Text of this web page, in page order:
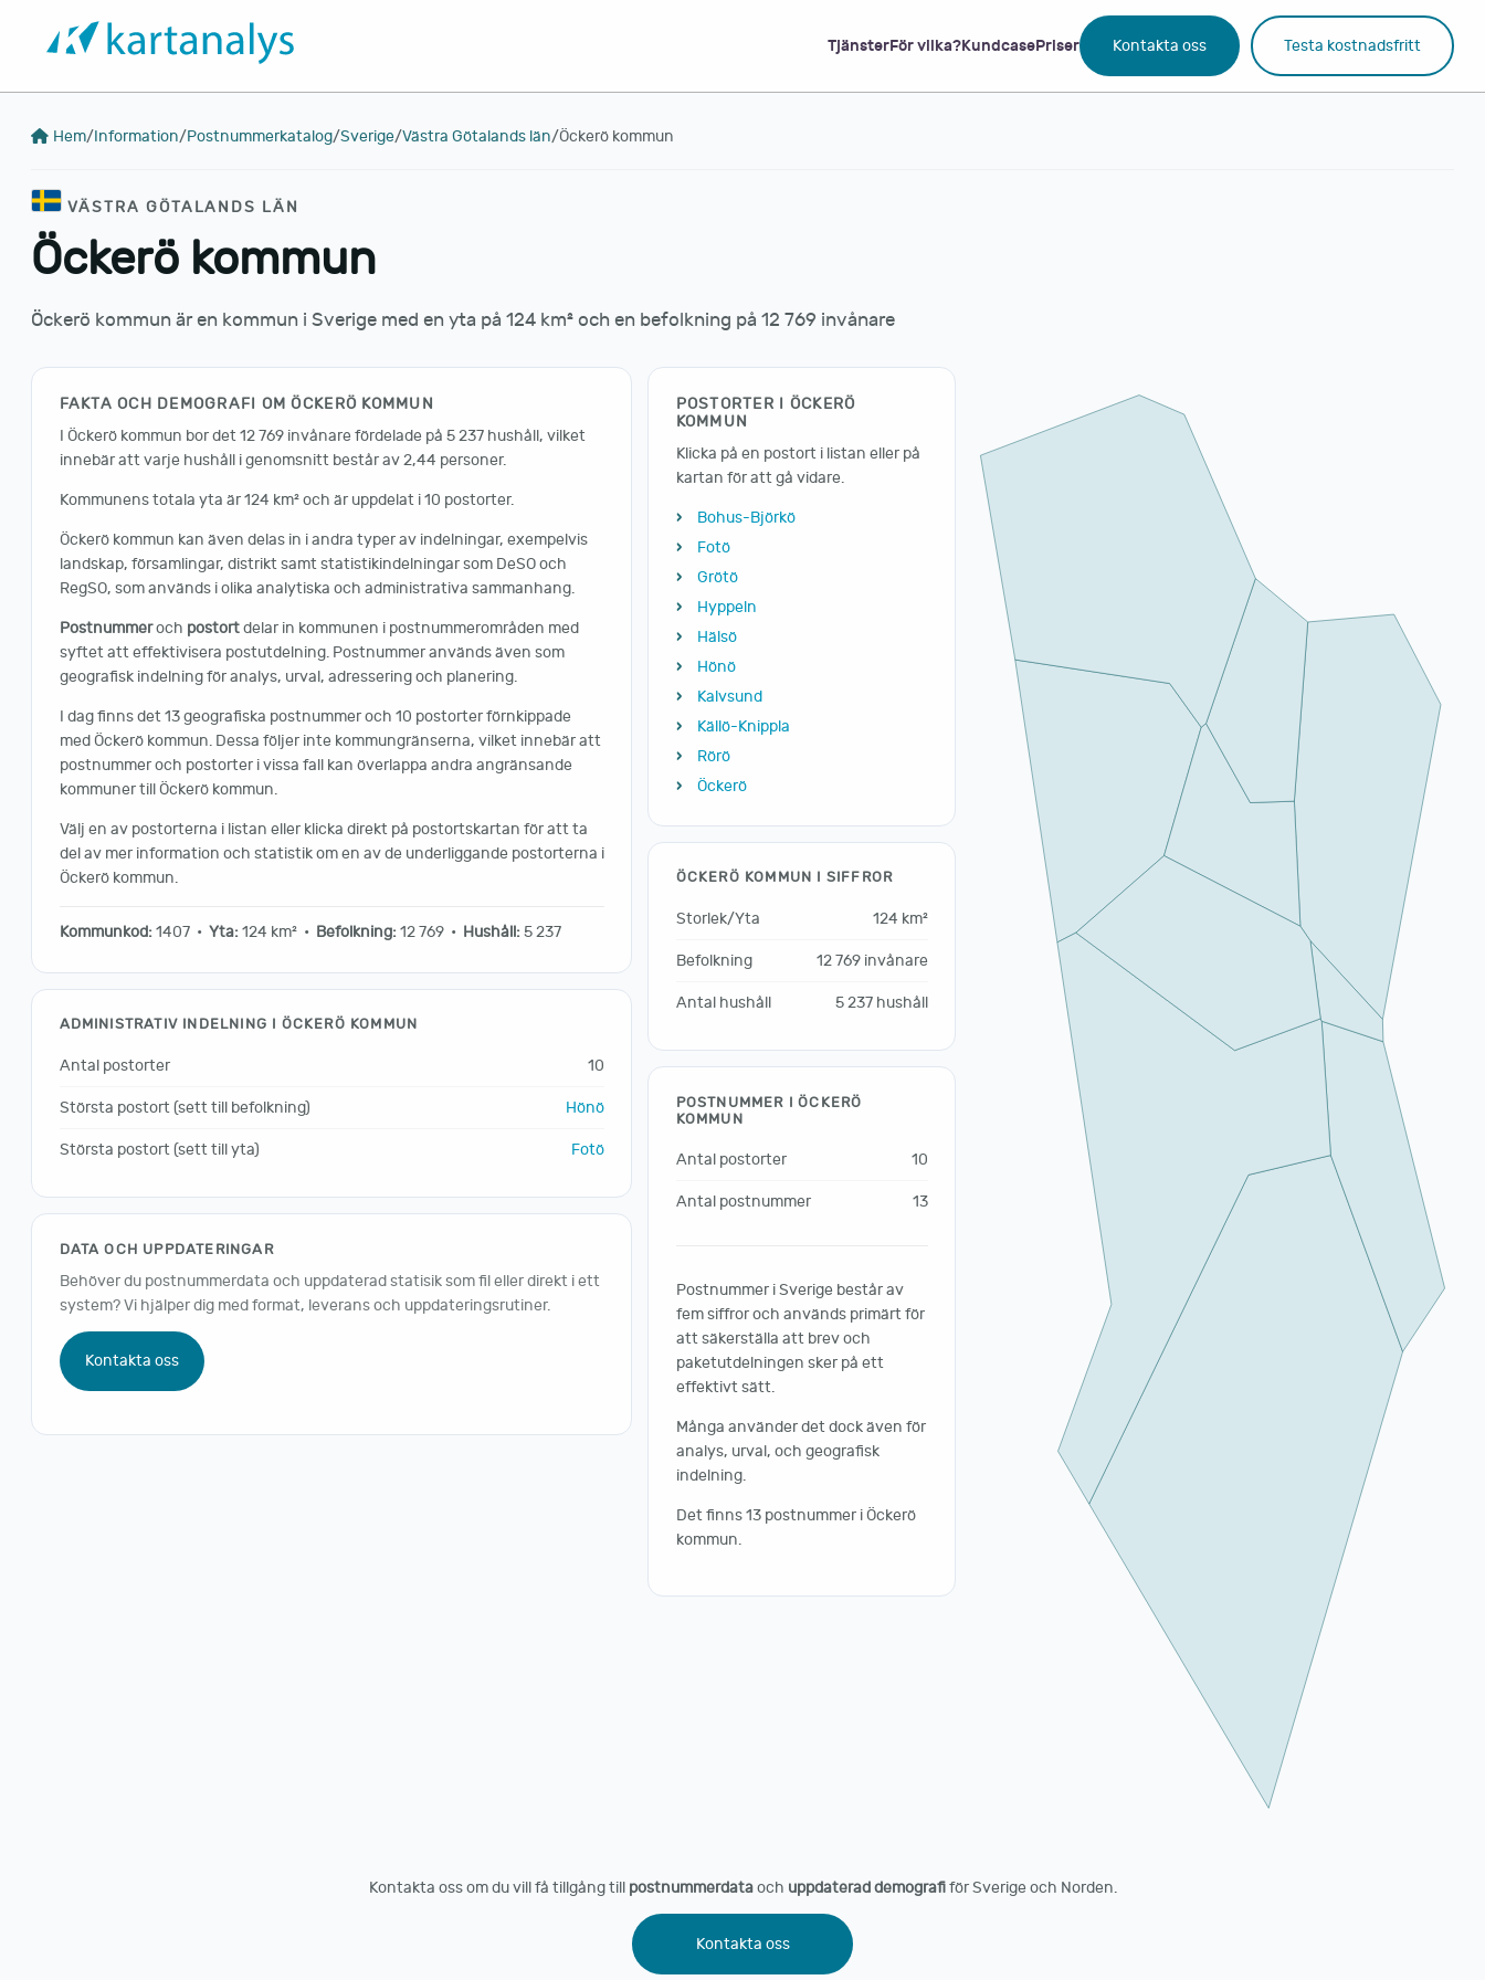
TjänsterFör vilka?KundcasePriser Kontakta oss Testa kostnadsfritt
Hem/Information/Postnummerkatalog/Sverige/Västra Götalands län/Öckerö kommun
VÄSTRA GÖTALANDS LÄN
Öckerö kommun
Öckerö kommun är en kommun i Sverige med en yta på 124 km² och en befolkning på 12 769 invånare
FAKTA OCH DEMOGRAFI OM ÖCKERÖ KOMMUN
I Öckerö kommun bor det 12 769 invånare fördelade på 5 237 hushåll, vilket
innebär att varje hushåll i genomsnitt består av 2,44 personer.
Kommunens totala yta är 124 km² och är uppdelat i 10 postorter.
Öckerö kommun kan även delas in i andra typer av indelningar, exempelvis
landskap, församlingar, distrikt samt statistikindelningar som DeSO och
RegSO, som används i olika analytiska och administrativa sammanhang.
Postnummeroch postortdelar in kommunen i postnummerområden med
syftet att effektivisera postutdelning. Postnummer används även som
geografisk indelning för analys, urval, adressering och planering.
I dag finns det 13 geografiska postnummer och 10 postorter förnkippade
med Öckerö kommun. Dessa följer inte kommungränserna, vilket innebär att
postnummer och postorter i vissa fall kan överlappa andra angränsande
kommuner till Öckerö kommun.
Välj en av postorterna i listan eller klicka direkt på postortskartan för att ta
del av mer information och statistik om en av de underliggande postorterna i
Öckerö kommun.
Kommunkod:1407 • Yta:124 km² • Befolkning:12 769 • Hushåll:5 237
ADMINISTRATIV INDELNING I ÖCKERÖ KOMMUN
Antal postorter 10
Största postort (sett till befolkning) Hönö
Största postort (sett till yta) Fotö
DATA OCH UPPDATERINGAR
Behöver du postnummerdata och uppdaterad statisik som fil eller direkt i ett
system? Vi hjälper dig med format, leverans och uppdateringsrutiner.
Kontakta oss
POSTORTER I ÖCKERÖ
KOMMUN
Klicka på en postort i listan eller på
kartan för att gå vidare.
Bohus-Björkö
Fotö
Grötö
Hyppeln
Hälsö
Hönö
Kalvsund
Källö-Knippla
Rörö
Öckerö
ÖCKERÖ KOMMUN I SIFFROR
Storlek/Yta 124 km²
Befolkning 12 769 invånare
Antal hushåll 5 237 hushåll
POSTNUMMER I ÖCKERÖ
KOMMUN
Antal postorter 10
Antal postnummer 13
Postnummer i Sverige består av
fem siffror och används primärt för
att säkerställa att brev och
paketutdelningen sker på ett
effektivt sätt.
Många använder det dock även för
analys, urval, och geografisk
indelning.
Det finns 13 postnummer i Öckerö
kommun.
Kontakta oss om du vill få tillgång till postnummerdataoch uppdaterad demografiför Sverige och Norden.
Kontakta oss